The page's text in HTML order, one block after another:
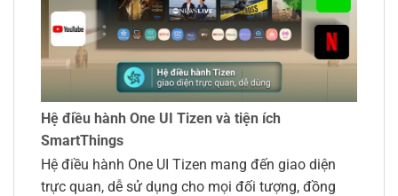
Hệ điều hành One UI Tizen và tiện ích
SmartThings
Hệ điều hành One UI Tizen mang đến giao diện
trực quan, dễ sử dụng cho mọi đối tượng, đồng